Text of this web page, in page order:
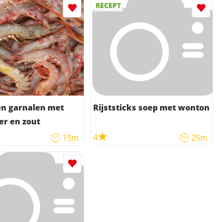
garnalen met
en zout
15m
RECEPT
Rijststicks soep met wonton
4 25m